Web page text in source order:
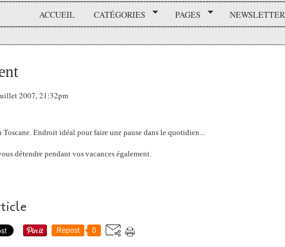
ACCUEIL CATÉGORIES PAGES NEWSLETTER
2007, 21:32pm
Toscane. Endroit idéal pour faire une pause dans le quotidien...
détendre pendant vos vacances également.
Repost 0